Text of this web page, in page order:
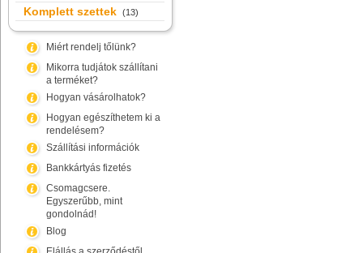
Komplett szettek (13)
Miért rendelj tőlünk?
Mikorra tudjátok szállítani
a terméket?
Hogyan vásárolhatok?
Hogyan egészíthetem ki a
rendelésem?
Szállítási információk
Bankkártyás fizetés
Csomagcsere.
Egyszerűbb, mint
gondolnád!
Blog